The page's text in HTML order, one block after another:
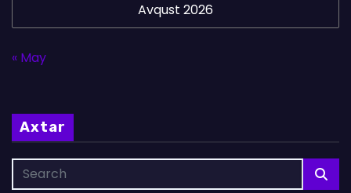
Avqust 2026
« May
Axtar